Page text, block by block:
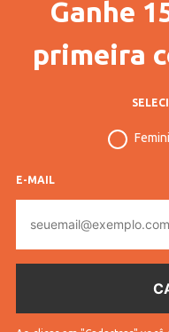
Fitness
Código Completo
Confecção
Idade
Ganhe
primeira
E-MAIL
mail